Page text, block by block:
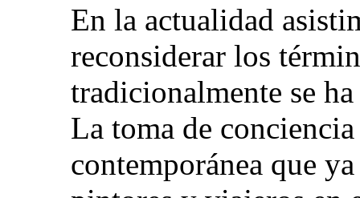
En la actualidad
reconsiderar los
tradicionalmente se
La toma de
contemporánea que